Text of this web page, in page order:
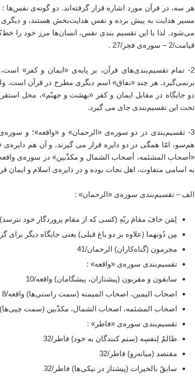
هر سه، در قرآن مورد اشاره قرار گرفته‌اند. دو گونه‌ی
مسیر هدایت به پیش برده و نفس هدایت‌بخش هستند، و
قیامت/2 – سوره‌ی فجر/27 .
2- تمام تقسیم‌بندی‌های قرآن، بر پایه‌ی «ایمان و کفر»
برنمی‌گیرد. هر چند «نفاق» اسم دیگری مطرح در قرآن است.
دو جایگاه در مقابل ایمان و کفر «بهشت و جهنّم»، محل
تحت این تقسیم‌بندی جای می گیرد.
3- تقسیم‌بندی در دو سوره‌ی «الرحمان» و «واقعه»؛ و
هم‌سو، امّا همگی در دو دایره قرار می گیرند، و آن هم
«أصحاب المشئمه، أصحاب الشمال و مکذّبین» در سوره‌ی
به اسامی متفاوت، اهل نجات بوده و در دایره‌ی اسلام و ایمان
الف – تقسیم‌بندی سوره‌ی «الرحمان» :
لِمَن خافَ مقامَ ربّهِ (کسی که از مقام پروردگار خود نترسد)
مِن دُونهما (علاوه بر دو باغ قبلی) یعنی جایگاه دیگر برای
مجرمون (گناه‌کاران) الرحمان/41
تقسیم‌بندی سوره‌ی «واقعه» :
سابقون و مقربون (پیشتازان، پیشگامان) واقعه/10
اصحاب الیمین، اصحاب المیمنه (سمت راستی‌ها) واقعه/8
اصحاب المشئمه، اصحاب الشمال، مکذّبین (سمت چپی‌ها)
تقسیم‌بندی سوره‌ی «فاطر» :
ظالمٌ لِنفسِه (ستم کنندگان به خود) فاطر/32
مقتصد (میانه‌رو) فاطر/32
سابقٌ بالخیرات (پیشتاز در نیکی‌ها) فاطر/32